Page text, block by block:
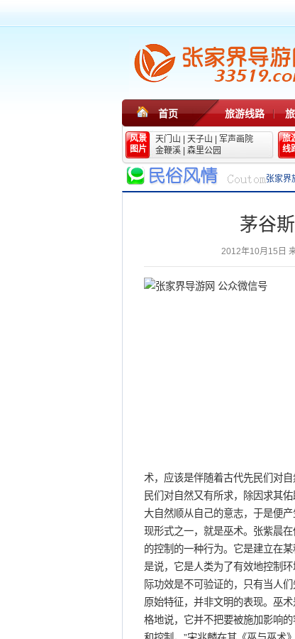
首页 旅游线路
风景
图片
天门山 天子山
军声画院
金鞭溪
森里公园
旅
线
张家界
茅谷
2012年10月15日
术，应该是伴随着古代先民们对
民们对自然又有所求，除因求其
大自然顺从自己的意志，于是便
现形式之一，就是巫术。张紫晨
的控制的一种行为。它是建立在
是说，它是人类为了有效地控制
际功效是不可验证的，只有当人
原始特征，并非文明的表现。巫
格地说，它并不把要被施加影响